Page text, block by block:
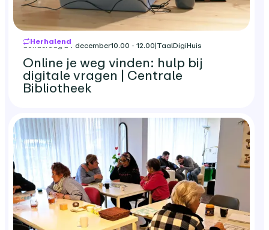
Herhalend
donderdag 24 december10.00 - 12.00|TaalDigiHuis
Online je weg vinden: hulp bij
digitale vragen | Centrale
Bibliotheek